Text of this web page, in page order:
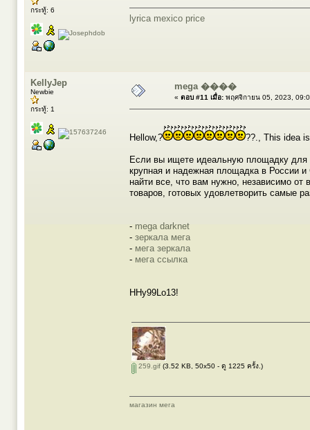
กระทู้: 6
lyrica mexico price
KellyJep
Newbie
กระทู้: 1
mega ����
« ตอบ #11 เมื่อ: พฤศจิกายน 05, 2023,
Hellow,? ??., This idea
Если вы ищете идеальную площадку для
крупная и надежная площадка в России
найти все, что вам нужно, независимо от
товаров, готовых удовлетворить самые
- mega darknet
- зеркала мега
- мега зеркала
- мега ссылка
HHy99Lo13!
259.gif (3.52 KB, 50x50 - ดู 1225 ครั้ง.)
магазин мега